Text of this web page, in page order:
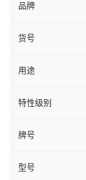
品牌
货号
用途
特性级别
牌号
型号